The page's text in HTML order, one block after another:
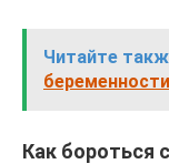
Читайте
беременности
Как бороться